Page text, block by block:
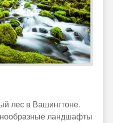
лес в Вашингтоне.
ландшафты